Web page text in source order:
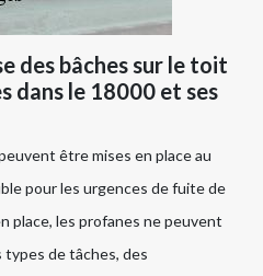
des bâches sur le toit
dans le 18000 et ses
être mises en place au
pour les urgences de fuite de
place, les profanes ne peuvent
types de tâches, des